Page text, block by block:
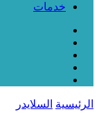
خدمات
الرئيسية السلايدر